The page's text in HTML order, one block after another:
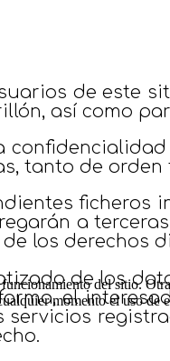
de este
así como
tanto de
a
los derechos
de los
el
servicios
del sitio.
momento el uso de